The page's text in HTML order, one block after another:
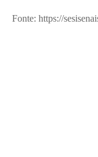
Fonte: https://